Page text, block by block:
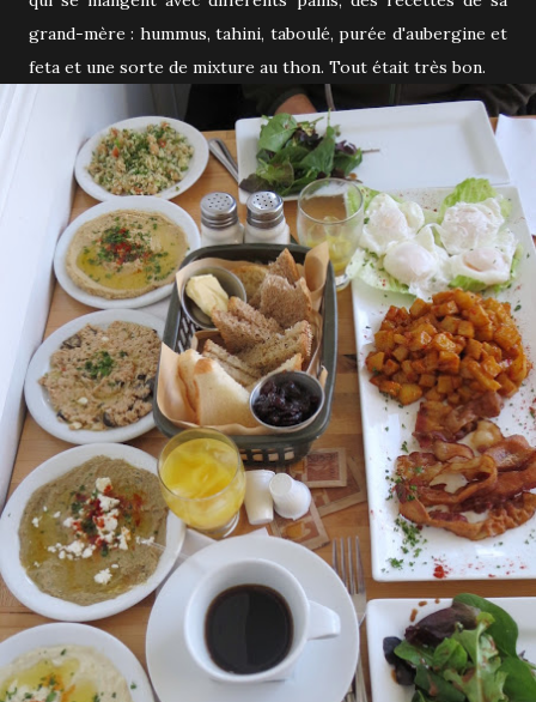
grand-mère : hummus, tahini, taboulé, purée d'aubergine et
feta et une sorte de mixture au thon. Tout était très bon.